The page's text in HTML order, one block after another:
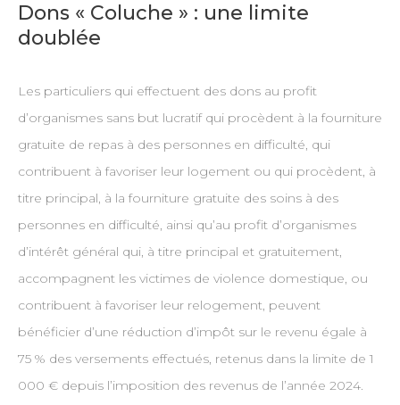
Dons « Coluche » : une limite
doublée
Les particuliers qui effectuent des dons au profit
d’organismes sans but lucratif qui procèdent à la fourniture
gratuite de repas à des personnes en difficulté, qui
contribuent à favoriser leur logement ou qui procèdent, à
titre principal, à la fourniture gratuite des soins à des
personnes en difficulté, ainsi qu’au profit d’organismes
d’intérêt général qui, à titre principal et gratuitement,
accompagnent les victimes de violence domestique, ou
contribuent à favoriser leur relogement, peuvent
bénéficier d’une réduction d’impôt sur le revenu égale à
75 % des versements effectués, retenus dans la limite de 1
000 € depuis l’imposition des revenus de l’année 2024.